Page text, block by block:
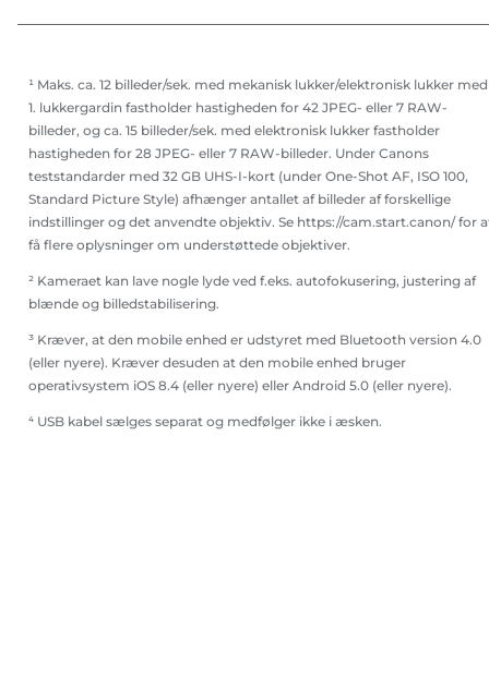
¹ Maks. ca. 12 billeder/sek. med mekanisk lukker/elektronisk lukker med
1. lukkergardin fastholder hastigheden for 42 JPEG- eller 7 RAW-
billeder, og ca. 15 billeder/sek. med elektronisk lukker fastholder
hastigheden for 28 JPEG- eller 7 RAW-billeder. Under Canons
teststandarder med 32 GB UHS-I-kort (under One-Shot AF, ISO 100,
Standard Picture Style) afhænger antallet af billeder af forskellige
indstillinger og det anvendte objektiv. Se https://cam.start.canon/ for
få flere oplysninger om understøttede objektiver.
² Kameraet kan lave nogle lyde ved f.eks. autofokusering, justering af
blænde og billedstabilisering.
³ Kræver, at den mobile enhed er udstyret med Bluetooth version 4.0
(eller nyere). Kræver desuden at den mobile enhed bruger
operativsystem iOS 8.4 (eller nyere) eller Android 5.0 (eller nyere).
⁴ USB kabel sælges separat og medfølger ikke i æsken.